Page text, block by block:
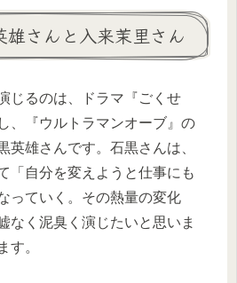
雄さんと入来茉里さん
じるのは、ドラマ『ごくせ
、『ウルトラマンオーブ』の
英雄さんです。石黒さんは、
「自分を変えようと仕事にも
っていく。その熱量の変化
なく泥臭く演じたいと思いま
す。